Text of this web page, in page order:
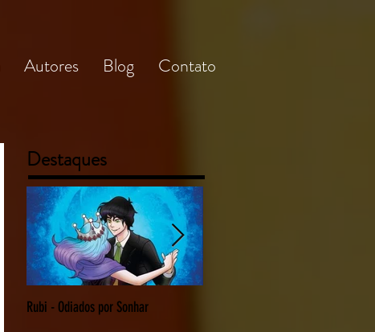
Autores Blog Contato
Destaques
Rubi - Odiados por Sonhar